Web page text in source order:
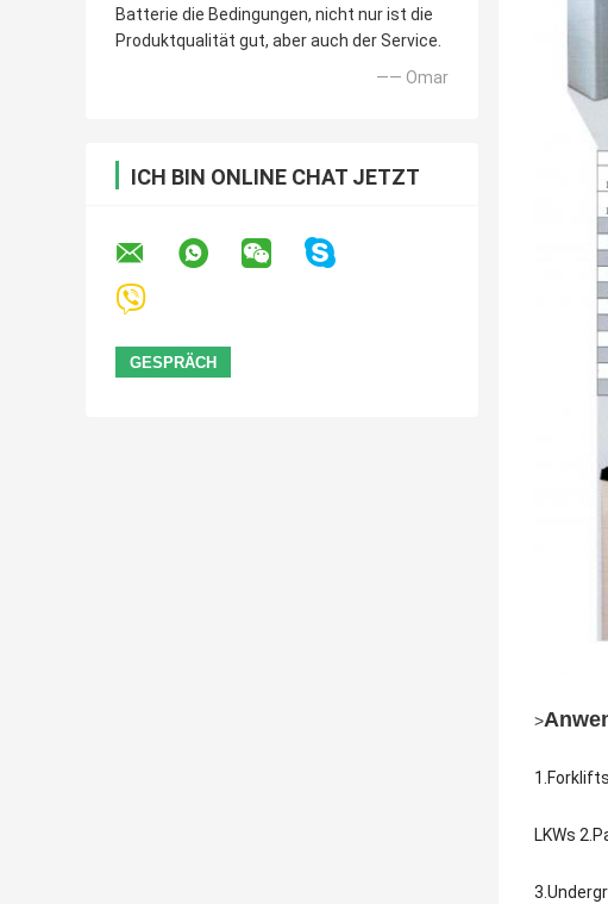
Batterie die Bedingungen, nicht nur ist die
Produktqualität gut, aber auch der Service.
—— Omar
ICH BIN ONLINE CHAT JETZT
>
LKWs